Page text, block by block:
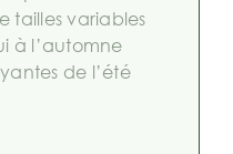
tailles variables
à l’automne
de l’été